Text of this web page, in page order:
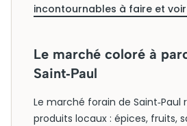
incontournables à faire et voir
Le marché coloré à
Saint‑Paul
Le marché forain de Saint‑Paul
produits locaux : épices, fruits,